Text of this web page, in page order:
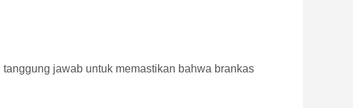
jawab untuk memastikan bahwa brankas